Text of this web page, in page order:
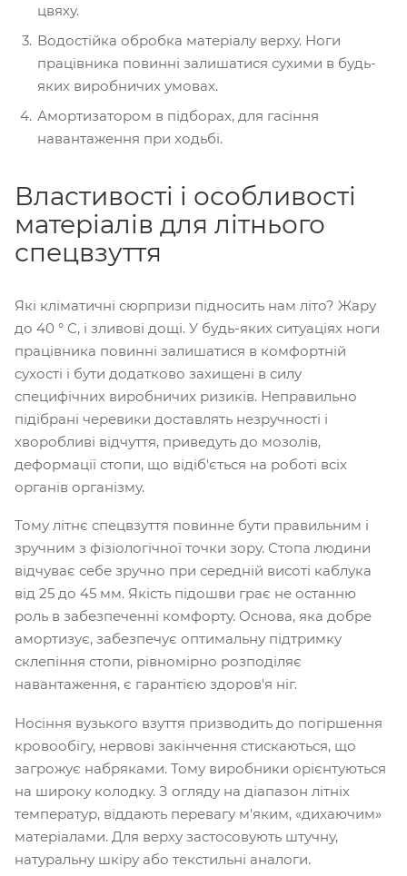
цвяху.
Водостійка обробка матеріалу верху. Ноги
працівника повинні залишатися сухими в будь-
яких виробничих умовах.
Амортизатором в підборах, для гасіння
навантаження при ходьбі.
Властивості і особливості
матеріалів для літнього
спецвзуття
Які кліматичні сюрпризи підносить нам літо? Жару
до 40 ° C, і зливові дощі. У будь-яких ситуаціях ноги
працівника повинні залишатися в комфортній
сухості і бути додатково захищені в силу
специфічних виробничих ризиків. Неправильно
підібрані черевики доставлять незручності і
хворобливі відчуття, приведуть до мозолів,
деформації стопи, що відіб'ється на роботі всіх
органів організму.
Тому літнє спецвзуття повинне бути правильним і
зручним з фізіологічної точки зору. Стопа людини
відчуває себе зручно при середній висоті каблука
від 25 до 45 мм. Якість підошви грає не останню
роль в забезпеченні комфорту. Основа, яка добре
амортизує, забезпечує оптимальну підтримку
склепіння стопи, рівномірно розподіляє
навантаження, є гарантією здоров'я ніг.
Носіння вузького взуття призводить до погіршення
кровообігу, нервові закінчення стискаються, що
загрожує набряками. Тому виробники орієнтуються
на широку колодку. З огляду на діапазон літніх
температур, віддають перевагу м'яким, «дихаючим»
матеріалами. Для верху застосовують штучну,
натуральну шкіру або текстильні аналоги.